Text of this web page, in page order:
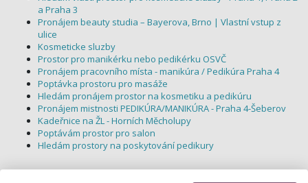
a Praha 3
Pronájem beauty studia – Bayerova, Brno | Vlastní vstup z
ulice
Kosmeticke sluzby
Prostor pro manikérku nebo pedikérku OSVČ
Pronájem pracovního místa - manikúra / Pedikúra Praha 4
Poptávka prostoru pro masáže
Hledám pronájem prostor na kosmetiku a pedikúru
Pronájem mistnosti PEDIKÚRA/MANIKÚRA - Praha 4-Šeberov
Kadeřnice na ŽL - Horních Měcholupy
Poptávám prostor pro salon
Hledám prostory na poskytování pedikury